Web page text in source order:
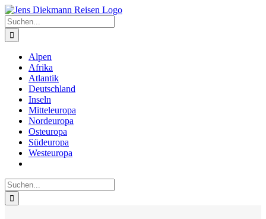
Zum
Inhalt
springen
Suche
nach:
Alpen
Afrika
Atlantik
Deutschland
Inseln
Mitteleuropa
Nordeuropa
Osteuropa
Südeuropa
Westeuropa
Suche
nach: